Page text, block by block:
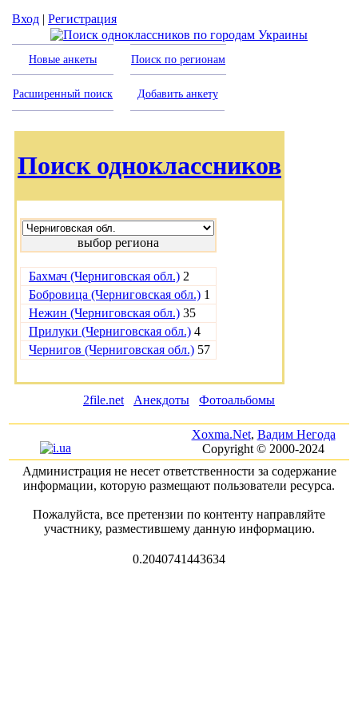
Вход | Регистрация
Новые анкеты Поиск по регионам
Расширенный поиск Добавить анкету
Поиск одноклассников
выбор региона
Бахмач (Черниговская обл.) 2
Бобровица (Черниговская обл.) 1
Нежин (Черниговская обл.) 35
Прилуки (Черниговская обл.) 4
Чернигов (Черниговская обл.) 57
2file.net Анекдоты Фотоальбомы
Xoxma.Net, Вадим Негода
Copyright © 2000-2024
Администрация не несет ответственности за содержание
информации, которую размещают пользователи ресурса.
Пожалуйста, все претензии по контенту направляйте
участнику, разместившему данную информацию.
0.2040741443634